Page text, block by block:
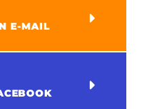
E-MAIL